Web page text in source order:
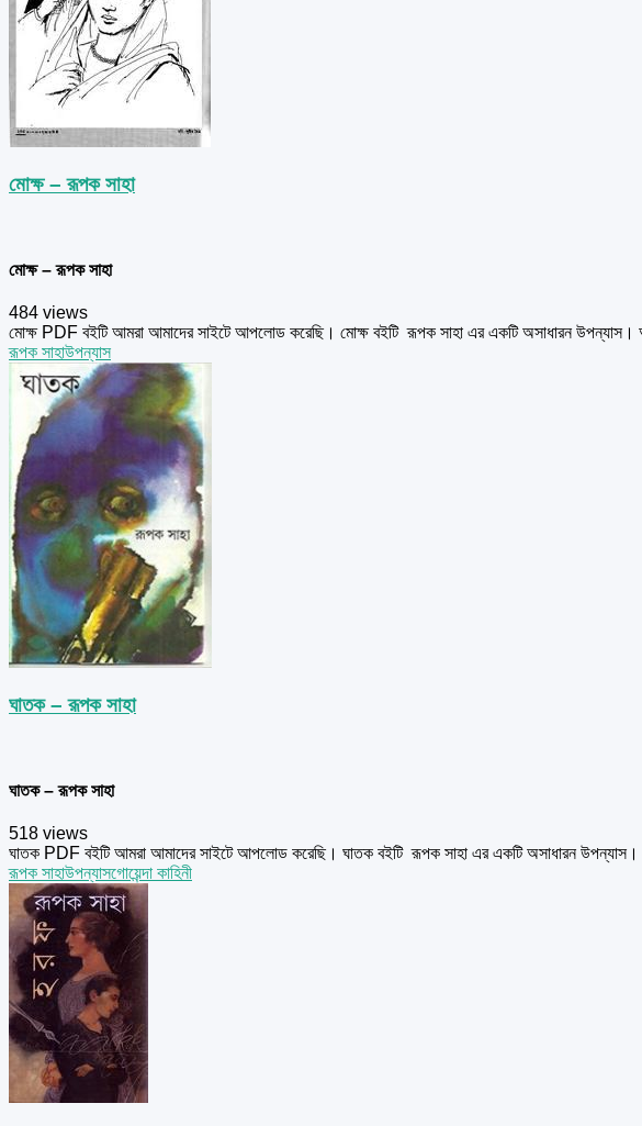
মোক্ষ – রূপক সাহা
মোক্ষ – রূপক সাহা
484 views
মোক্ষ PDF বইটি আমরা আমাদের সাইটে আপলোড করেছি। মোক্ষ বইটি রূপক সাহা এর একটি অসাধারন
রূপক সাহাউপন্যাস
ঘাতক – রূপক সাহা
ঘাতক – রূপক সাহা
518 views
ঘাতক PDF বইটি আমরা আমাদের সাইটে আপলোড করেছি। ঘাতক বইটি রূপক সাহা এর একটি অসাধারন
রূপক সাহাউপন্যাসগোয়েন্দা কাহিনী